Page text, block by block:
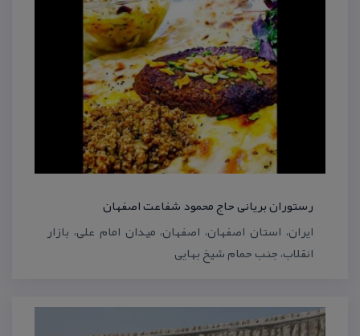
رستوران بریانی حاج محمود شفاعت اصفهان
ایران، استان اصفهان‌، اصفهان، میدان امام علی، بازار
انقلاب، جنب حمام شیخ بهایی